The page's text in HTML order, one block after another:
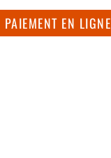
PAIEMENT EN LIGNE